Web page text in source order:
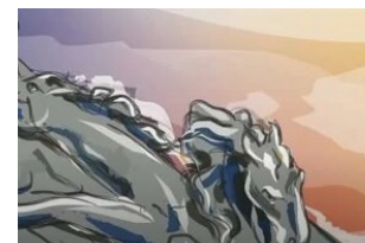
ПРЕМЬЕРА
ТАМ И
СТИЛЬ
ХАЙП